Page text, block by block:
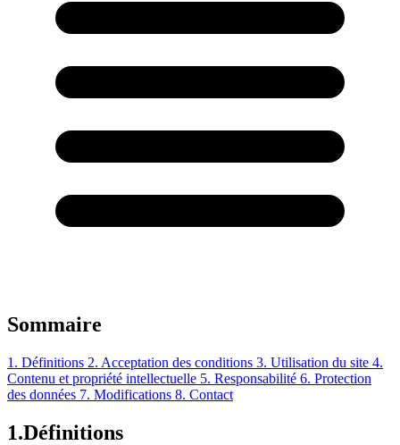
Sommaire
1. Définitions 2. Acceptation des conditions 3. Utilisation du site 4.
Contenu et propriété intellectuelle 5. Responsabilité 6. Protection
des données 7. Modifications 8. Contact
1.Définitions